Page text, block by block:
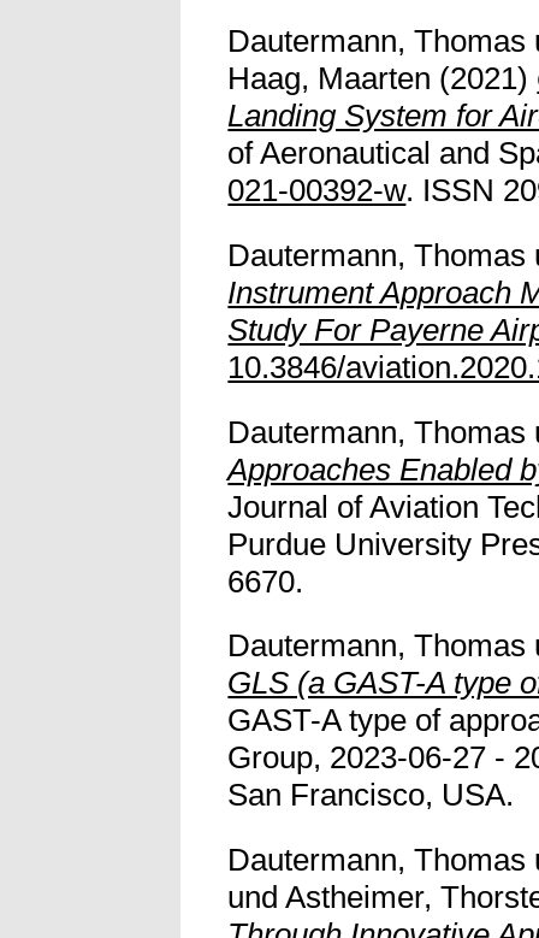
Dautermann, Thomas
Haag, Maarten (2021)
Landing System for
of Aeronautical and
021-00392-w. ISSN
Dautermann, Thomas
Instrument Approach
Study For Payerne
10.3846/
Dautermann, Thomas
Approaches Enabled
Journal of Aviation
Purdue University
6670.
Dautermann, Thomas
GLS (a GAST-A type
GAST-A type of
Group, 2023-06-27 -
San Francisco, USA.
Dautermann, Thomas
undAstheimer,